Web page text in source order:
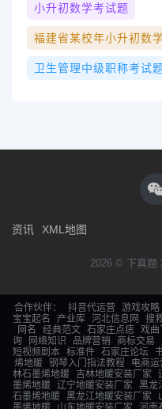
小升初数学考试题
福建省某校年小升初数
卫生管理中级职称考试
资讯 XML地图
2026 © 下真题
合作伙伴： 抖音代运营 游戏攻略
宝宝起名
产业库 河北信息网 搜
网名
经典范文 石家庄点痣 戏曲
询
网络知识 品牌营销 商标交易
短视频剧本 标准件 石家庄论坛
烯地暖 钢琴入门指法教程 电商运
林石墨烯地暖
吉林地暖安装厂家
墨烯地暖 辽宁地暖安装厂家 黑龙
石墨烯地暖 黑龙江地暖安装厂家